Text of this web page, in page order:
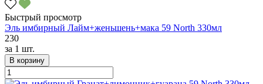
Быстрый просмотр
Эль имбирный Лайм+женьшень+мака 59 North 330мл
230
за 1 шт.
В корзину